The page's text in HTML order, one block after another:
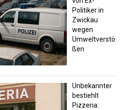
Politiker in
Zwickau
wegen
Umweltverstö
ßen
Unbekannter
bestiehlt
Pizzeria: